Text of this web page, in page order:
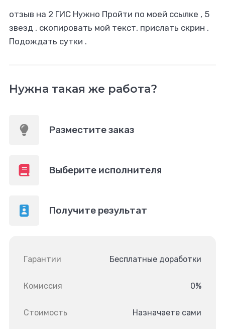
отзыв на 2 ГИС Нужно Пройти по моей ссылке , 5
звезд , скопировать мой текст, прислать скрин .
Подождать сутки .
Нужна такая же работа?
Разместите заказ
Выберите исполнителя
Получите результат
Гарантии Бесплатные доработки
Комиссия 0%
Стоимость Назначаете сами